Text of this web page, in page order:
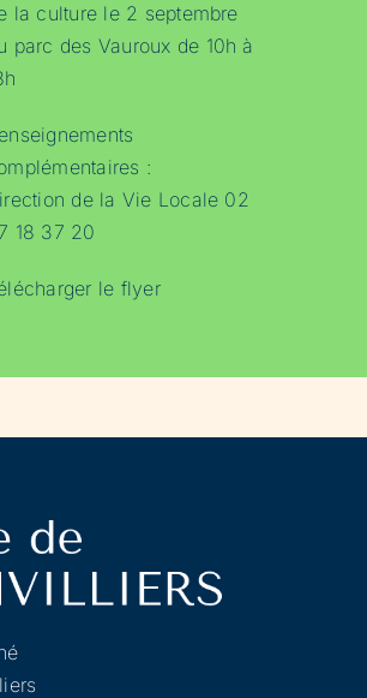
la culture le 2 septembre
parc des Vauroux de 10h à
:
de la Vie Locale 02
18 37 20
le flyer